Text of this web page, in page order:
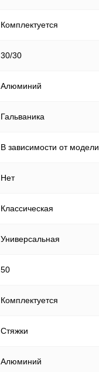
Комплектуется
30/30
Алюминий
Гальваника
В зависимости от модели
Нет
Классическая
Универсальная
50
Комплектуется
Стяжки
Алюминий